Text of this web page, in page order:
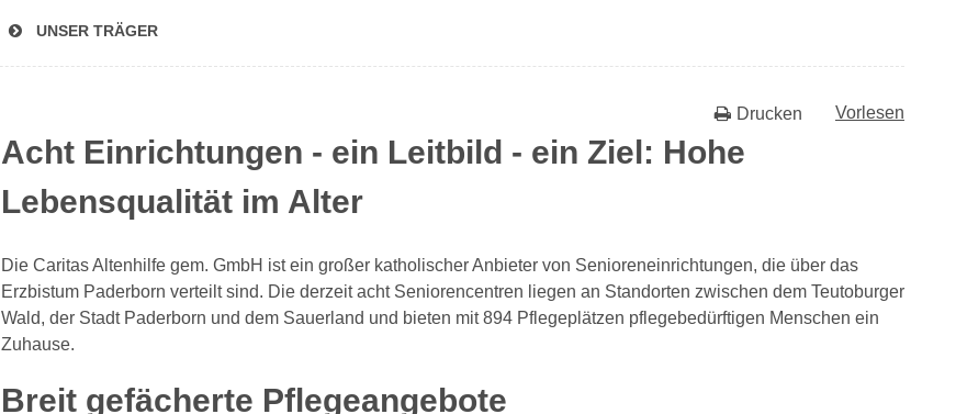
UNSER TRÄGER
Vorlesen
Drucken
Acht Einrichtungen - ein Leitbild - ein Ziel: Hohe
Lebensqualität im Alter
Die Caritas Altenhilfe gem. GmbH ist ein großer katholischer Anbieter von Senioreneinrichtungen, die über das
Erzbistum Paderborn verteilt sind. Die derzeit acht Seniorencentren liegen an Standorten zwischen dem Teutoburger
Wald, der Stadt Paderborn und dem Sauerland und bieten mit 894 Pflegeplätzen pflegebedürftigen Menschen ein
Zuhause.
Breit gefächerte Pflegeangebote